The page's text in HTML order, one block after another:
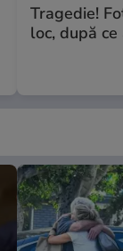
Tragedie!
loc, după